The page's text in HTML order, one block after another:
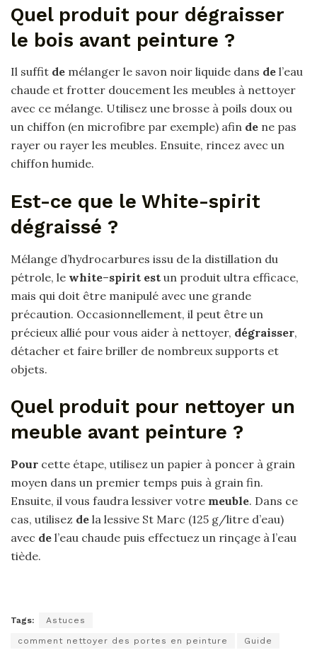
Quel produit pour dégraisser
le bois avant peinture ?
Il suffit de mélanger le savon noir liquide dans de l’eau
chaude et frotter doucement les meubles à nettoyer
avec ce mélange. Utilisez une brosse à poils doux ou
un chiffon (en microfibre par exemple) afin de ne pas
rayer ou rayer les meubles. Ensuite, rincez avec un
chiffon humide.
Est-ce que le White-spirit
dégraissé ?
Mélange d’hydrocarbures issu de la distillation du
pétrole, le white–spirit est un produit ultra efficace,
mais qui doit être manipulé avec une grande
précaution. Occasionnellement, il peut être un
précieux allié pour vous aider à nettoyer, dégraisser,
détacher et faire briller de nombreux supports et
objets.
Quel produit pour nettoyer un
meuble avant peinture ?
Pour cette étape, utilisez un papier à poncer à grain
moyen dans un premier temps puis à grain fin.
Ensuite, il vous faudra lessiver votre meuble. Dans ce
cas, utilisez de la lessive St Marc (125 g/litre d’eau)
avec de l’eau chaude puis effectuez un rinçage à l’eau
tiède.
Tags: Astuces
comment nettoyer des portes en peinture Guide